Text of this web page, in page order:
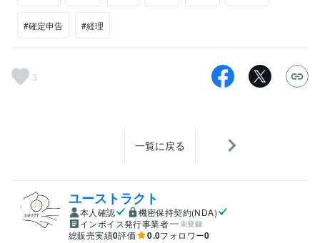
#確定申告 #経理
3
一覧に戻る
ユーストラクト
本人確認
機密保持契約(NDA)
インボイス発行事業者
未登録
総販売実績0評価 0.0フォロワー0